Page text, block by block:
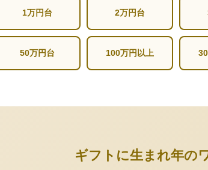
1万円台 2万円台
50万円台 100万円以上
ギフトに生まれ年の